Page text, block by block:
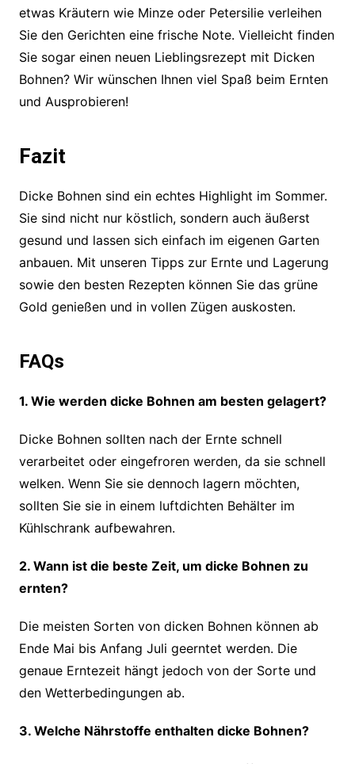
etwas Kräutern wie Minze oder Petersilie verleihen
Sie den Gerichten eine frische Note. Vielleicht finden
Sie sogar einen neuen Lieblingsrezept mit Dicken
Bohnen? Wir wünschen Ihnen viel Spaß beim Ernten
und Ausprobieren!
Fazit
Dicke Bohnen sind ein echtes Highlight im Sommer.
Sie sind nicht nur köstlich, sondern auch äußerst
gesund und lassen sich einfach im eigenen Garten
anbauen. Mit unseren Tipps zur Ernte und Lagerung
sowie den besten Rezepten können Sie das grüne
Gold genießen und in vollen Zügen auskosten.
FAQs
1. Wie werden dicke Bohnen am besten gelagert?
Dicke Bohnen sollten nach der Ernte schnell
verarbeitet oder eingefroren werden, da sie schnell
welken. Wenn Sie sie dennoch lagern möchten,
sollten Sie sie in einem luftdichten Behälter im
Kühlschrank aufbewahren.
2. Wann ist die beste Zeit, um dicke Bohnen zu
ernten?
Die meisten Sorten von dicken Bohnen können ab
Ende Mai bis Anfang Juli geerntet werden. Die
genaue Erntezeit hängt jedoch von der Sorte und
den Wetterbedingungen ab.
3. Welche Nährstoffe enthalten dicke Bohnen?